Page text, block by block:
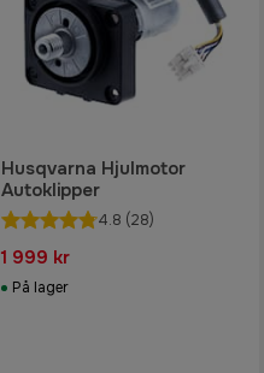
Husqvarna Hjulmotor
Autoklipper
4.8 (28)
1 999 kr
På lager